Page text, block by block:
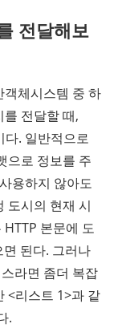
전달해보
객체시스템 중 하
전달할 때,
다. 일반적으로
으로 정보를 주
용하지 않아도
도시의 현재 시
본문에 도
된다. 그러나
라면 좀더 복잡
<리스트 1>과 같
.